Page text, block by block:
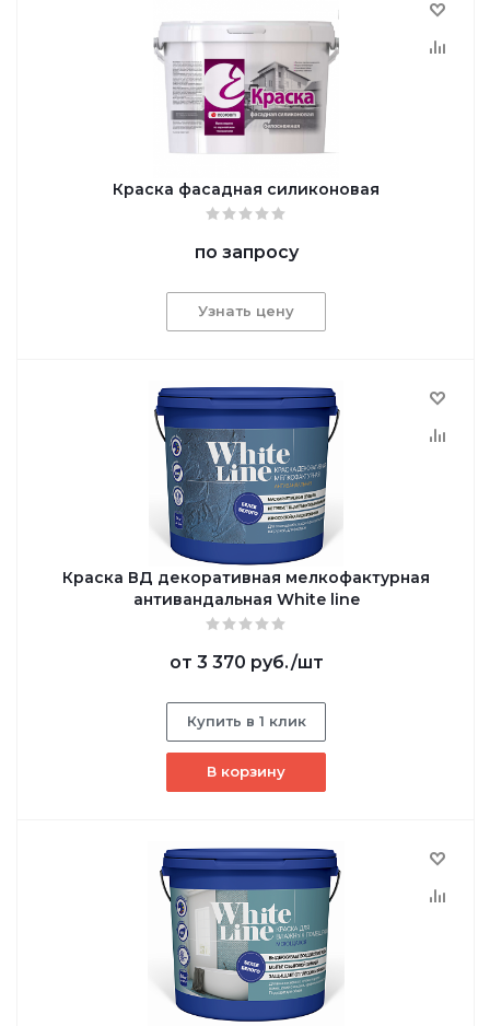
Краска фасадная силиконовая
по запросу
Узнать цену
Краска ВД декоративная мелкофактурная
антивандальная White line
от 3 370 руб./шт
Купить в 1 клик
В корзину